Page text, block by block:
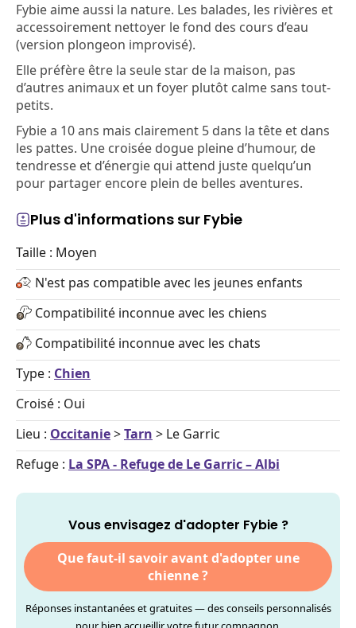
Fybie aime aussi la nature. Les balades, les rivières et
accessoirement nettoyer le fond des cours d’eau
(version plongeon improvisé).
Elle préfère être la seule star de la maison, pas
d’autres animaux et un foyer plutôt calme sans tout-
petits.
Fybie a 10 ans mais clairement 5 dans la tête et dans
les pattes. Une croisée dogue pleine d’humour, de
tendresse et d’énergie qui attend juste quelqu’un
pour partager encore plein de belles aventures.
Plus d'informations sur Fybie
Taille : Moyen
N'est pas compatible avec les jeunes enfants
Compatibilité inconnue avec les chiens
Compatibilité inconnue avec les chats
Type : Chien
Croisé : Oui
Lieu : Occitanie>Tarn > Le Garric
Refuge : La SPA - Refuge de Le Garric – Albi
Vous envisagez d'adopter Fybie ?
Que faut-il savoir avant d'adopter une
chienne ?
Réponses instantanées et gratuites — des conseils personnalisés